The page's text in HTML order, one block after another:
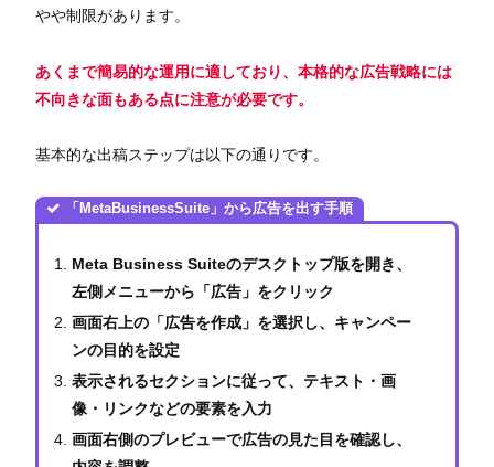
やや制限があります。
あくまで簡易的な運用に適しており、本格的な広告戦略には
不向きな面もある点に注意が必要です。
基本的な出稿ステップは以下の通りです。
「MetaBusinessSuite」から広告を出す手順
Meta Business Suiteのデスクトップ版を開き、
左側メニューから「広告」をクリック
画面右上の「広告を作成」を選択し、キャンペー
ンの目的を設定
表示されるセクションに従って、テキスト・画
像・リンクなどの要素を入力
画面右側のプレビューで広告の見た目を確認し、